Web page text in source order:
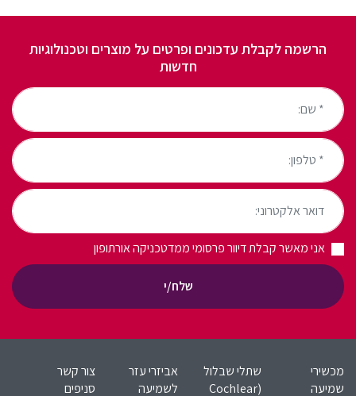
הרשמה לקבלת עדכונים ופרטים על מוצרים וטכנולוגיות
חדשות
* שם:
* טלפון:
דואר אלקטרוני:
אני מאשר קבלת דיוור פרסומי ממדטכניקה אורתופון
שלח/י
מכשירי
שמיעה
שתלי שבלול
(Cochlear
אביזרי עזר
לשמיעה
צור קשר
סניפים